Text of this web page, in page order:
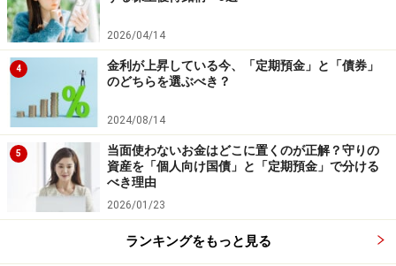
2026/04/14
4
金利が上昇している今、「定期預金」と「債券」
のどちらを選ぶべき？
2024/08/14
5
当面使わないお金はどこに置くのが正解？守りの
資産を「個人向け国債」と「定期預金」で分ける
べき理由
2026/01/23
ランキングをもっと見る